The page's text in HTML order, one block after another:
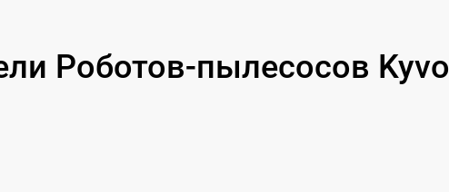
Роботов-пылесосов Kyvol